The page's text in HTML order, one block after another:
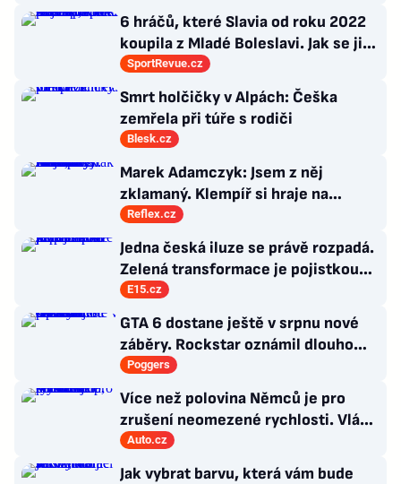
6 hráčů, které Slavia od roku 2022
koupila z Mladé Boleslavi. Jak se jim
po přestupu do Edenu vedlo?
SportRevue.cz
Smrt holčičky v Alpách: Češka
zemřela při túře s rodiči
Blesk.cz
Marek Adamczyk: Jsem z něj
zklamaný. Klempíř si hraje na
ministra. Nestačí se tak tvářit, musí
zamakat
Reflex.cz
Jedna česká iluze se právě rozpadá.
Zelená transformace je pojistkou
proti chaosu
E15.cz
GTA 6 dostane ještě v srpnu nové
záběry. Rockstar oznámil dlouho
očekávanou prezentaci
Poggers
Více než polovina Němců je pro
zrušení neomezené rychlosti. Vláda
řekla, co si o tom myslí
Auto.cz
Jak vybrat barvu, která vám bude